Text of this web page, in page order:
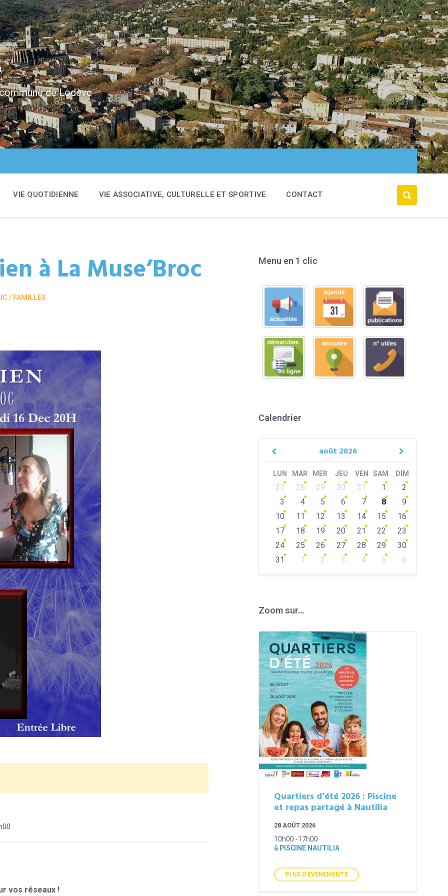
de Lodève
VIE QUOTIDIENNE VIE ASSOCIATIVE, CULTURELLE ET SPORTIVE CONTACT
à La Muse’Broc
/ FAMILLES
vos réseaux !
Menu en 1 clic
Calendrier
août 2026
Previous
Next
LUN MAR MER JEU VEN SAM DIM
Skip
calendar
days
27 28 29 30 31 1
2
3
4 5 6 7 8
9
10
11 12 13 14 15
16
17
18 19 20 21 22
23
24
25 26 27 28 29
30
31
1 2 3 4 5
6
Zoom sur…
Quartiers d’été 2026 : Piscine
et repas partagé à Nautilia
28 AOÛT 2026
10h00 -17h00
à PISCINE NAUTILIA
PLUS D'ÉVÉNEMENTS